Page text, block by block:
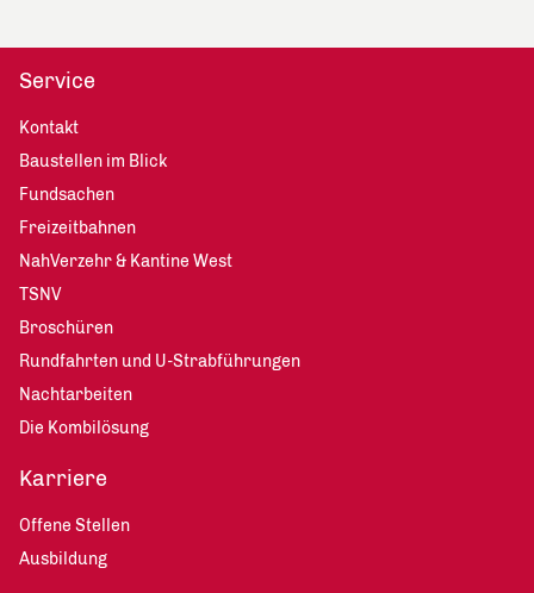
Service
Kontakt
Baustellen im Blick
Fundsachen
Freizeitbahnen
NahVerzehr & Kantine West
TSNV
Broschüren
Rundfahrten und U-Strabführungen
Nachtarbeiten
Die Kombilösung
Karriere
Offene Stellen
Ausbildung